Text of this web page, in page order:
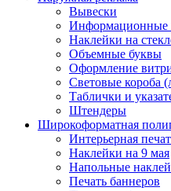
Вывески
Информационные
Наклейки на
Объемные буквы
Оформление
Световые короба
Таблички и
Штендеры
Широкоформатная
Интерьерная
Наклейки на 9 мая
Напольные
Печать баннеров